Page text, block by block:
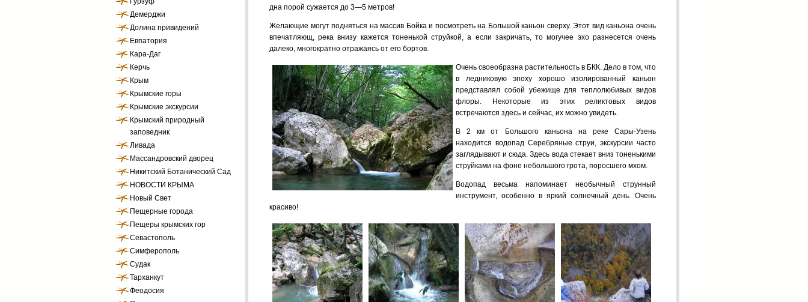
Демерджи
Долина привидений
Евпатория
Кара-Даг
Керчь
Крым
Крымские горы
Крымские экскурсии
Крымский природный
заповедник
Ливада
Массандровский дворец
Никитский Ботанический Сад
НОВОСТИ КРЫМА
Новый Свет
Пещерные города
Пещеры крымских гор
Севастополь
Симферополь
Судак
Тарханкут
Феодосия
дна порой сужается до 3—5 метров!
Желающие могут подняться на массив Бойка и по­смотреть на Большой каньон сверху. Этот вид каньона очень
впечатляющ, река внизу кажется тоненькой струйкой, а если закричать, то могучее эхо разнесется очень
далеко, многократно отражаясь от его бортов.
Очень своеобразна растительность в БКК. Дело в том, что
в ледниковую эпоху хорошо изолированный каньон
представлял собой убежище для теплолюби­вых видов
флоры. Некоторые из этих реликтовых ви­дов
встречаются здесь и сейчас, их можно увидеть.
В 2 км от Большого каньона на реке Сары-Узень
находится водопад Серебряные струи, экскурсии часто
заглядывают и сюда. Здесь вода стекает вниз тоненькими
струйками на фоне небольшого грота, поросшего мхом.
Водопад весьма напоминает не­обычный струнный
инструмент, особенно в яркий солнечный день. Очень
красиво!